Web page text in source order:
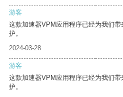
游客
这款加速器VPM应用程序已经为我们
护。
2024-03-28
游客
这款加速器VPM应用程序已经为我们
护。